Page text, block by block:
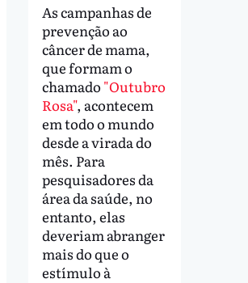
As campanhas de
prevenção ao
câncer de mama,
que formam o
chamado "Outubro
Rosa", acontecem
em todo o mundo
desde a virada do
mês. Para
pesquisadores da
área da saúde, no
entanto, elas
deveriam abranger
mais do que o
estímulo à